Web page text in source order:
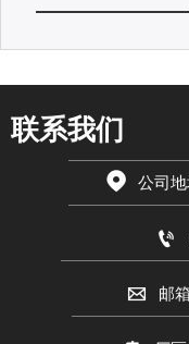
联系我们
 公司

 邮